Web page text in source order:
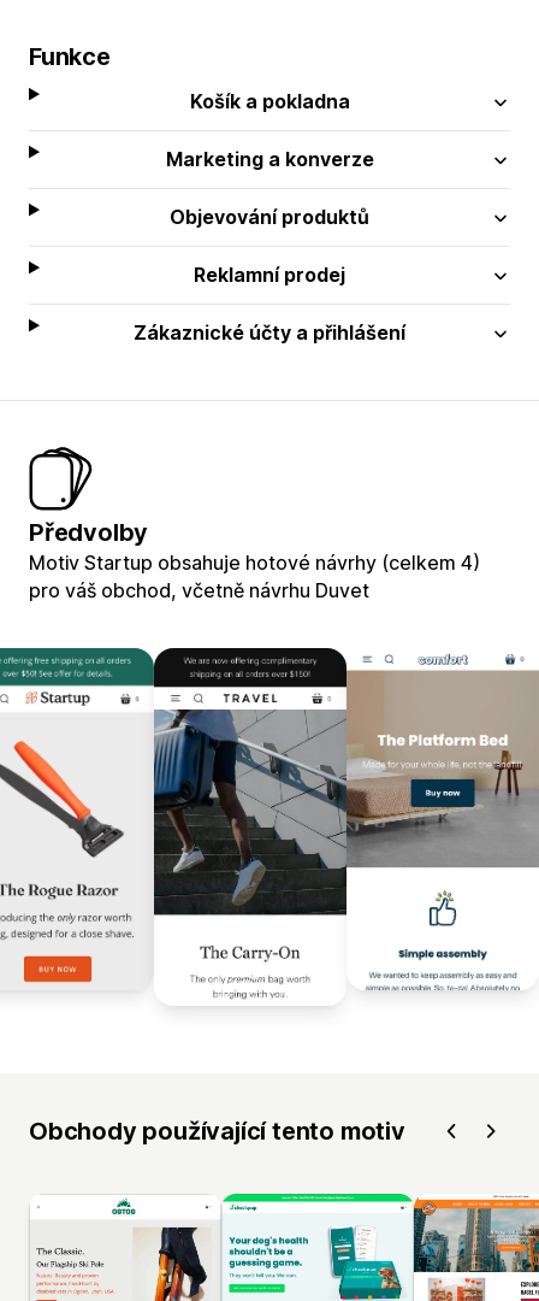
Funkce
Košík a pokladna
Marketing a konverze
Objevování produktů
Reklamní prodej
Zákaznické účty a přihlášení
Předvolby
Motiv Startup obsahuje hotové návrhy (celkem 4)
pro váš obchod, včetně návrhu Duvet
Obchody používající tento motiv